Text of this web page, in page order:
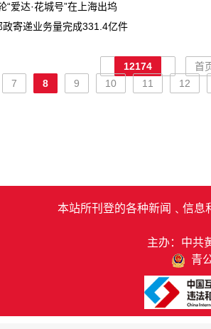
“爱达·花城号”在上海出坞
寄递业务量完成331.4亿件
12174
首
7 8 9 10 11 12
本站所刊登的各种新闻﹑信息
主办：中共
青